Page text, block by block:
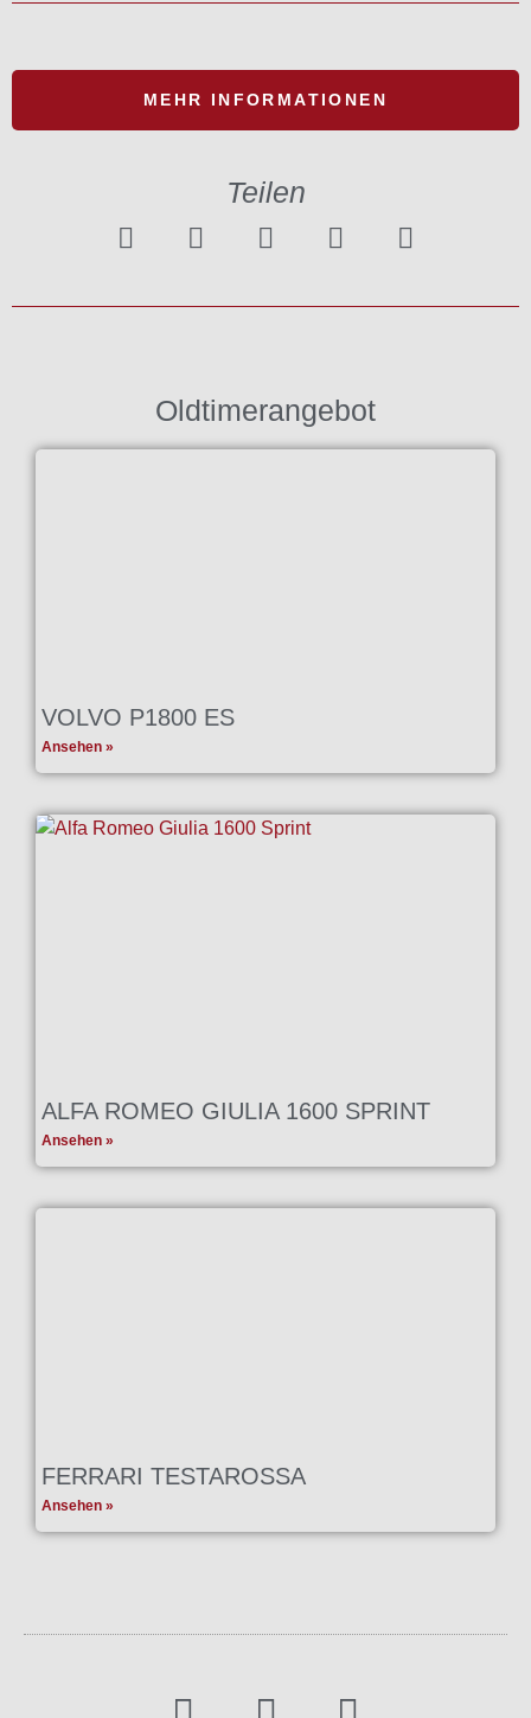
MEHR INFORMATIONEN
Teilen
Oldtimerangebot
VOLVO P1800 ES
Ansehen »
ALFA ROMEO GIULIA 1600 SPRINT
Ansehen »
FERRARI TESTAROSSA
Ansehen »